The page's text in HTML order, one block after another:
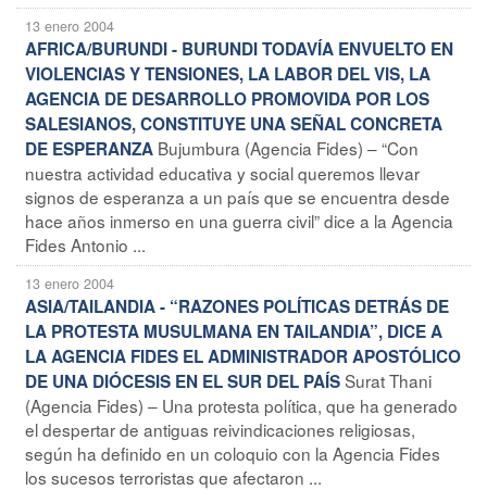
13 enero 2004
AFRICA/BURUNDI - BURUNDI TODAVÍA ENVUELTO EN
VIOLENCIAS Y TENSIONES, LA LABOR DEL VIS, LA
AGENCIA DE DESARROLLO PROMOVIDA POR LOS
SALESIANOS, CONSTITUYE UNA SEÑAL CONCRETA
DE ESPERANZA Bujumbura (Agencia Fides) – “Con
nuestra actividad educativa y social queremos llevar
signos de esperanza a un país que se encuentra desde
hace años inmerso en una guerra civil” dice a la Agencia
Fides Antonio ...
13 enero 2004
ASIA/TAILANDIA - “RAZONES POLÍTICAS DETRÁS DE
LA PROTESTA MUSULMANA EN TAILANDIA”, DICE A
LA AGENCIA FIDES EL ADMINISTRADOR APOSTÓLICO
DE UNA DIÓCESIS EN EL SUR DEL PAÍSSurat Thani
(Agencia Fides) – Una protesta política, que ha generado
el despertar de antiguas reivindicaciones religiosas,
según ha definido en un coloquio con la Agencia Fides
los sucesos terroristas que afectaron ...